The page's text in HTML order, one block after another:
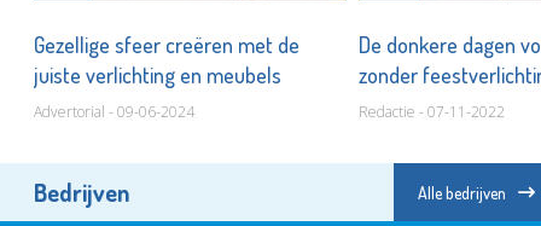
Gezellige sfeer creëren met de
juiste verlichting en meubels
Advertorial - 09-06-2024
De donkere dagen
zonder
Redactie - 07-11-2022
Bedrijven Alle bedrijven